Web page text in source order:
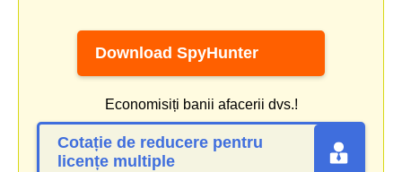
Download SpyHunter
Economisiți banii afacerii dvs.!
Cotație de reducere pentru
licențe multiple